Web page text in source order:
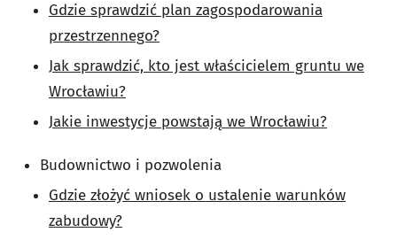
Gdzie sprawdzić plan zagospodarowania
przestrzennego?
Jak sprawdzić, kto jest właścicielem gruntu we
Wrocławiu?
Jakie inwestycje powstają we Wrocławiu?
Budownictwo i pozwolenia
Gdzie złożyć wniosek o ustalenie warunków
zabudowy?